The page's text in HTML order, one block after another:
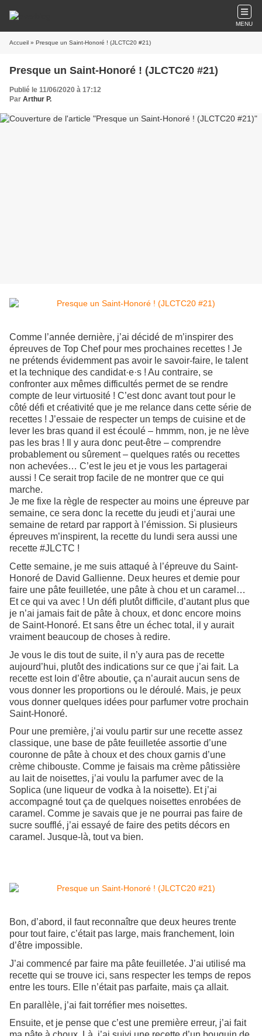
MENU
Accueil » Presque un Saint-Honoré ! (JLCTC20 #21)
Presque un Saint-Honoré ! (JLCTC20 #21)
Publié le 11/06/2020 à 17:12
Par Arthur P.
Comme l’année dernière, j’ai décidé de m’inspirer des
épreuves de Top Chef pour mes prochaines recettes ! Je
ne prétends évidemment pas avoir le savoir-faire, le talent
et la technique des candidat·e·s ! Au contraire, se
confronter aux mêmes difficultés permet de se rendre
compte de leur virtuosité ! C’est donc avant tout pour le
côté défi et créativité que je me relance dans cette série de
recettes ! J’essaie de respecter un temps de cuisine et de
lever les bras quand il est écoulé – hmmm, non, je ne lève
pas les bras ! Il y aura donc peut-être – comprendre
probablement ou sûrement – quelques ratés ou recettes
non achevées… C’est le jeu et je vous les partagerai
aussi ! Ce serait trop facile de ne montrer que ce qui
marche.
Je me fixe la règle de respecter au moins une épreuve par
semaine, ce sera donc la recette du jeudi et j’aurai une
semaine de retard par rapport à l’émission. Si plusieurs
épreuves m’inspirent, la recette du lundi sera aussi une
recette #JLCTC !
Cette semaine, je me suis attaqué à l’épreuve du Saint-
Honoré de David Gallienne. Deux heures et demie pour
faire une pâte feuilletée, une pâte à chou et un caramel…
Et ce qui va avec ! Un défi plutôt difficile, d’autant plus que
je n’ai jamais fait de pâte à choux, et donc encore moins
de Saint-Honoré. Et sans être un échec total, il y aurait
vraiment beaucoup de choses à redire.
Je vous le dis tout de suite, il n’y aura pas de recette
aujourd’hui, plutôt des indications sur ce que j’ai fait. La
recette est loin d’être aboutie, ça n’aurait aucun sens de
vous donner les proportions ou le déroulé. Mais, je peux
vous donner quelques idées pour parfumer votre prochain
Saint-Honoré.
Pour une première, j’ai voulu partir sur une recette assez
classique, une base de pâte feuilletée assortie d’une
couronne de pâte à choux et des choux garnis d’une
crème chibouste. Comme je faisais ma crème pâtissière
au lait de noisettes, j’ai voulu la parfumer avec de la
Soplica (une liqueur de vodka à la noisette). Et j’ai
accompagné tout ça de quelques noisettes enrobées de
caramel. Comme je savais que je ne pourrai pas faire de
sucre soufflé, j’ai essayé de faire des petits décors en
caramel. Jusque-là, tout va bien.
Bon, d’abord, il faut reconnaître que deux heures trente
pour tout faire, c’était pas large, mais franchement, loin
d’être impossible.
J’ai commencé par faire ma pâte feuilletée. J’ai utilisé ma
recette qui se trouve ici, sans respecter les temps de repos
entre les tours. Elle n’était pas parfaite, mais ça allait.
En parallèle, j’ai fait torréfier mes noisettes.
Ensuite, et je pense que c’est une première erreur, j’ai fait